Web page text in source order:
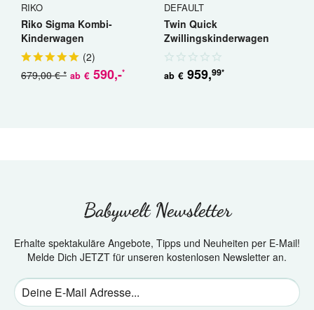
RIKO
Riko Sigma Kombi-
Kinderwagen
(2)
ab € 590,-*
679,00 € *
DEFAULT
Twin Quick
Zwillingskinderwagen
Geschwisterwagen
ab € 959,99*
Babywelt Newsletter
Erhalte spektakuläre Angebote, Tipps und Neuheiten per E-Mail!
Melde Dich JETZT für unseren kostenlosen Newsletter an.